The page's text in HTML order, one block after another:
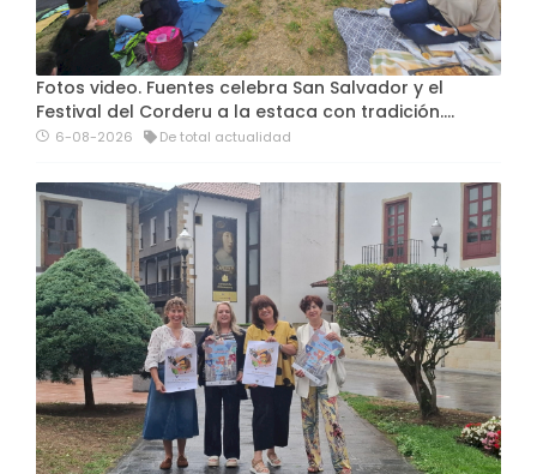
Fotos video. Fuentes celebra San Salvador y el
Festival del Corderu a la estaca con tradición....
6-08-2026 De total actualidad